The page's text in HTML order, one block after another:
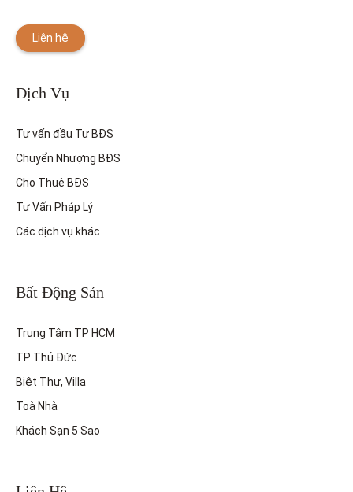
Liên hệ
Dịch Vụ
Tư vấn đầu Tư BĐS
Chuyển Nhượng BĐS
Cho Thuê BĐS
Tư Vấn Pháp Lý
Các dịch vụ khác
Bất Động Sản
Trung Tâm TP HCM
TP Thủ Đức
Biệt Thự, Villa
Toà Nhà
Khách Sạn 5 Sao